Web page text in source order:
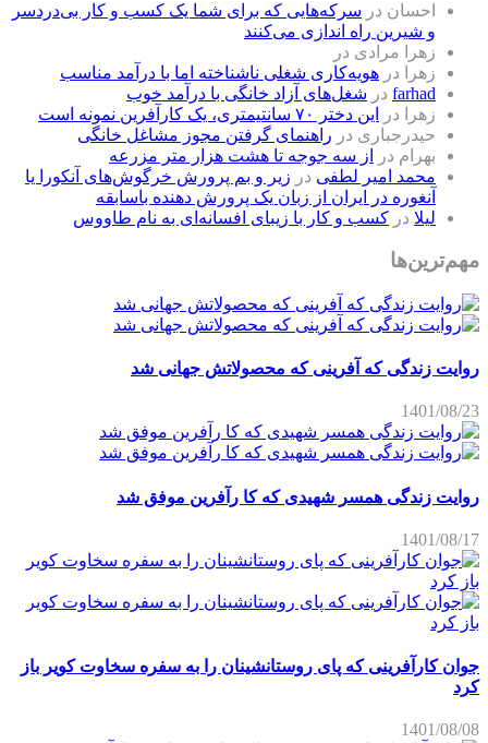
احسان در سرکه‌هایی که برای شما یک کسب و کار بی‌دردسر
و شیرین راه اندازی می‌کنند
زهرا مرادی در
زهرا
در هویه‌کاری شغلی ناشناخته اما با درآمد مناسب
farhad در شغل‌های آزاد خانگی با درآمد خوب
زهرا
در
این دختر ۷۰ سانتیمتری، یک کارآفرین نمونه است
حیدرجباری در راهنمای گرفتن مجوز مشاغل خانگی
بهرام در
از سه جوجه تا هشت هزار متر مزرعه
محمد امیر لطفی در زیر و بم پرورش خرگوش‌های آنکورا یا
آنغوره در ایران از زبان یک پرورش دهنده باسابقه
لیلا در کسب و کار با زیبای افسانه‌ای به نام طاووس
مهم‌ترین‌ها
روایت زندگی که آفرینی که محصولاتش جهانی شد
1401/08/23
روایت زندگی همسر شهیدی که کا رآفرین موفق شد
1401/08/17
جوان کارآفرینی که پای روستانشینان را به سفره سخاوت کویر باز
کرد
1401/08/08